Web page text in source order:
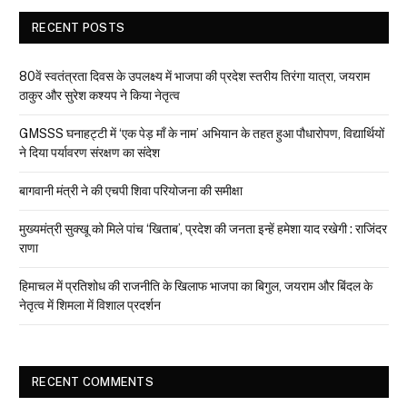
RECENT POSTS
80वें स्वतंत्रता दिवस के उपलक्ष्य में भाजपा की प्रदेश स्तरीय तिरंगा यात्रा, जयराम
ठाकुर और सुरेश कश्यप ने किया नेतृत्व
GMSSS घनाहट्टी में ‘एक पेड़ माँ के नाम’ अभियान के तहत हुआ पौधारोपण, विद्यार्थियों
ने दिया पर्यावरण संरक्षण का संदेश
बागवानी मंत्री ने की एचपी शिवा परियोजना की समीक्षा
मुख्यमंत्री सुक्खू को मिले पांच ‘खिताब’, प्रदेश की जनता इन्हें हमेशा याद रखेगी : राजिंदर
राणा
हिमाचल में प्रतिशोध की राजनीति के खिलाफ भाजपा का बिगुल, जयराम और बिंदल के
नेतृत्व में शिमला में विशाल प्रदर्शन
RECENT COMMENTS